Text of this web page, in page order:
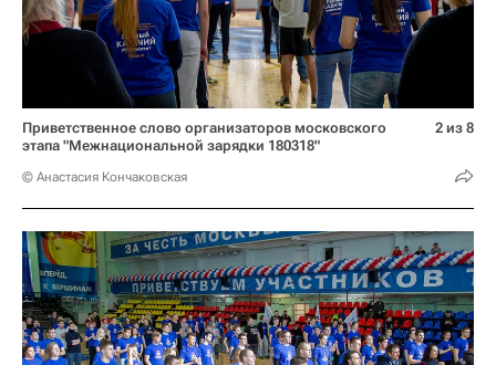
Приветственное слово организаторов московского
этапа "Межнациональной зарядки 180318"
© Анастасия Кончаковская
2 из 8